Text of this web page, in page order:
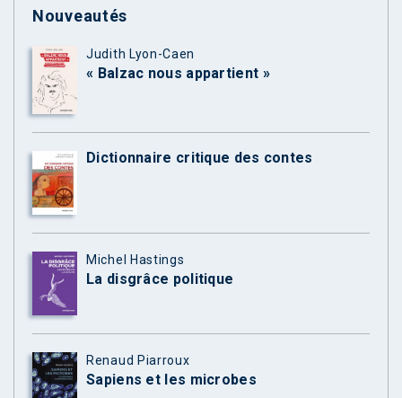
Nouveautés
Judith Lyon-Caen
« Balzac nous appartient »
Dictionnaire critique des contes
Michel Hastings
La disgrâce politique
Renaud Piarroux
Sapiens et les microbes